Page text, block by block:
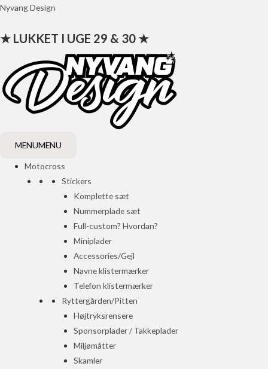
Gå
indholdet
Nyvang Design
★ LUKKET I UGE 29 & 30 ★
MENUMENU
Motocross
Stickers
Komplette sæt
Nummerplade sæt
Full-custom? Hvordan?
Miniplader
Accessories/Gejl
Navne klistermærker
Telefon klistermærker
Ryttergården/Pitten
Højtryksrensere
Sponsorplader / Takkeplader
Miljømåtter
Skamler